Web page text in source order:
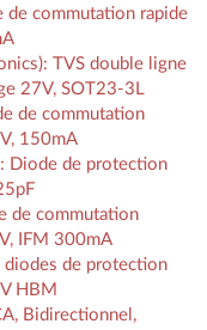
commutation rapide
TVS double ligne
27V, SOT23-3L
de commutation
150mA
Diode de protection
de commutation
IFM 300mA
diodes de protection
HBM
Bidirectionnel,